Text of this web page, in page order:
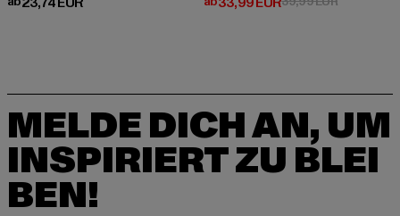
MELDE DICH AN, UM
INSPIRIERT ZU BLEI
BEN!